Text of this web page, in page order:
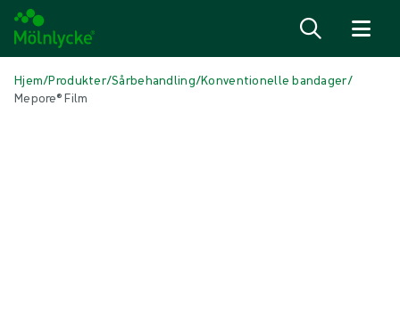
Hjem/Produkter/Sårbehandling/Konventionelle bandager/
Mepore® Film